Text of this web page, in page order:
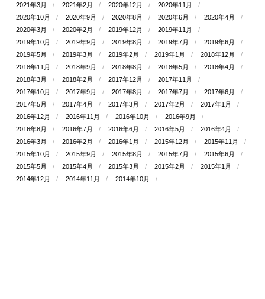
2021年3月
2021年2月 2020年12月
2020年11月
2020年10月
2020年9月 2020年8月 2020年6月
2020年4月
2020年3月
2020年2月 2019年12月
2019年11月
2019年10月
2019年9月 2019年8月 2019年7月
2019年6月
2019年5月
2019年3月 2019年2月 2019年1月
2018年12月
2018年11月
2018年9月 2018年8月 2018年5月
2018年4月
2018年3月
2018年2月 2017年12月
2017年11月
2017年10月
2017年9月 2017年8月 2017年7月
2017年6月
2017年5月
2017年4月 2017年3月 2017年2月
2017年1月
2016年12月
2016年11月 2016年10月
2016年9月
2016年8月
2016年7月 2016年6月 2016年5月
2016年4月
2016年3月
2016年2月 2016年1月 2015年12月
2015年11月
2015年10月
2015年9月 2015年8月 2015年7月
2015年6月
2015年5月
2015年4月 2015年3月 2015年2月
2015年1月
2014年12月
2014年11月 2014年10月